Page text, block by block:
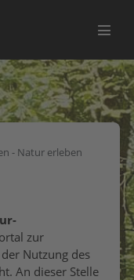
- Natur erleben
zur
Nutzung des
An dieser Stelle